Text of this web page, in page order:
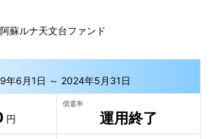
蘇ルナ天文台ファンド
年6月1日 ～ 2024年5月31日
円
償還率
運用終了